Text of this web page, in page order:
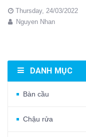
Thursday, 24/03/2022
Nguyen Nhan
DANH MỤC
Bàn cầu
Chậu rửa